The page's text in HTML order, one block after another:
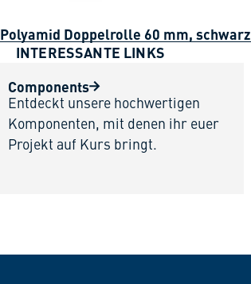
Polyamid Doppelrolle 60 mm, schwarz
INTERESSANTE LINKS
Components
Entdeckt unsere hochwertigen
Komponenten, mit denen ihr euer
Projekt auf Kurs bringt.